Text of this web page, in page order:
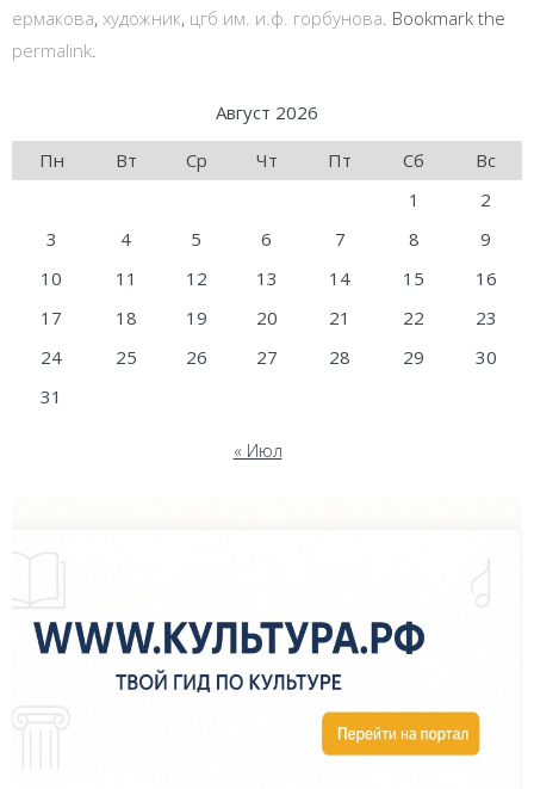
ермакова, художник, цгб им. и.ф. горбунова. Bookmark the
permalink.
Август 2026
Пн
Вт Ср Чт Пт Сб
Вс
1
2
3
4 5 6 7 8
9
10
11 12 13 14 15
16
17
18 19 20 21 22
23
24
25 26 27 28 29
30
31
« Июл